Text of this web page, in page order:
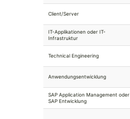
Client/Server
IT-Applikationen oder IT-
Infrastruktur
Technical Engineering
Anwendungsentwicklung
SAP Application Management oder
SAP Entwicklung